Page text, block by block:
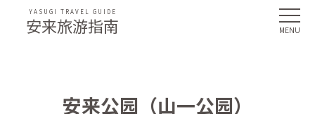
安来旅游指南
YASUGI TRAVEL GUIDE
安来公园（山一公园）